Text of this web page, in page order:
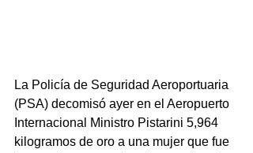
La Policía de Seguridad Aeroportuaria
(PSA) decomisó ayer en el Aeropuerto
Internacional Ministro Pistarini 5,964
kilogramos de oro a una mujer que fue